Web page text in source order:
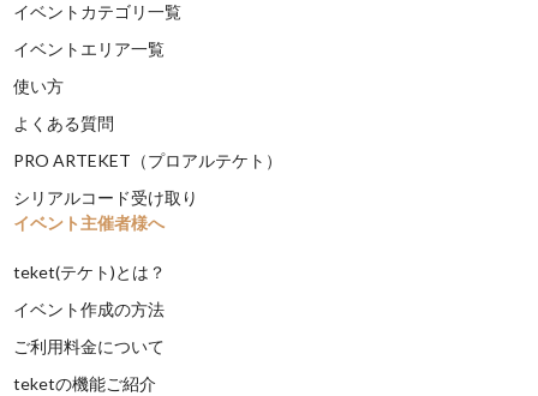
イベントカテゴリ一覧
イベントエリア一覧
使い方
よくある質問
PRO ARTEKET（プロアルテケト）
シリアルコード受け取り
イベント主催者様へ
teket(テケト)とは？
イベント作成の方法
ご利用料金について
teketの機能ご紹介